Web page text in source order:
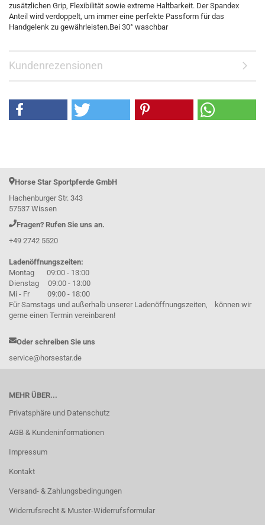
zusätzlichen Grip, Flexibilität sowie extreme Haltbarkeit. Der Spandex
Anteil wird verdoppelt, um immer eine perfekte Passform für das
Handgelenk zu gewährleisten.Bei 30° waschbar
Kundenrezensionen
Horse Star Sportpferde GmbH
Hachenburger Str. 343
57537 Wissen
Fragen? Rufen Sie uns an.
+49 2742 5520
Ladenöffnungszeiten:
Montag 09:00 - 13:00
Dienstag 09:00 - 13:00
Mi - Fr 09:00 - 18:00
Für Samstags und außerhalb unserer Ladenöffnungszeiten, können wir
gerne einen Termin vereinbaren!
Oder schreiben Sie uns
service@horsestar.de
MEHR ÜBER...
Privatsphäre und Datenschutz
AGB & Kundeninformationen
Impressum
Kontakt
Versand- & Zahlungsbedingungen
Widerrufsrecht & Muster-Widerrufsformular